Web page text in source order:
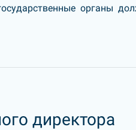
органы
директора